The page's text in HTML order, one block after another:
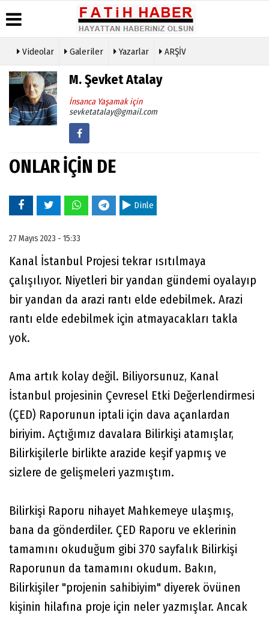
Haber
Arşivi
Günün
Haberleri
Biyografiler
Yazarları
Galeri
Videolar Galeriler Yazarlar ARŞİV
M. Şevket Atalay
İnsanca Yaşamak için
sevketatalay@gmail.com
ONLAR İÇİN DE
Dinle
27 Mayıs 2023 - 15:33
Kanal İstanbul Projesi tekrar ısıtılmaya
çalışılıyor. Niyetleri bir yandan gündemi oyalayıp
bir yandan da arazi rantı elde edebilmek. Arazi
rantı elde edebilmek için atmayacakları takla
yok.
Ama artık kolay değil. Biliyorsunuz, Kanal
İstanbul projesinin Çevresel Etki Değerlendirmesi
(ÇED) Raporunun iptali için dava açanlardan
biriyim. Açtığımız davalara Bilirkişi atamışlar,
Bilirkişilerle birlikte arazide keşif yapmış ve
sizlere de gelişmeleri yazmıştım.
Bilirkişi Raporu nihayet Mahkemeye ulaşmış,
bana da gönderdiler. ÇED Raporu ve eklerinin
tamamını okuduğum gibi 370 sayfalık Bilirkişi
Raporunun da tamamını okudum. Bakın,
Bilirkişiler "projenin sahibiyim" diyerek övünen
kişinin hilafına proje için neler yazmışlar. Ancak